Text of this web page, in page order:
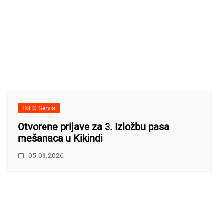
INFO Servis
Otvorene prijave za 3. Izložbu pasa
mešanaca u Kikindi
05.08.2026